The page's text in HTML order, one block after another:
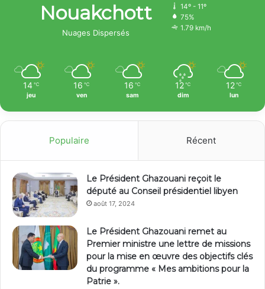
Nouakchott
Nuages Dispersés
14º - 11º
75%
1.79 km/h
14 ℃
jeu
16 ℃
ven
16 ℃
sam
12 ℃
dim
12 ℃
lun
Populaire Récent
Le Président Ghazouani reçoit le
député au Conseil présidentiel libyen
août 17, 2024
Le Président Ghazouani remet au
Premier ministre une lettre de missions
pour la mise en œuvre des objectifs clés
du programme « Mes ambitions pour la
Patrie ».